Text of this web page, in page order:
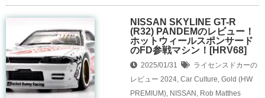
NISSAN SKYLINE GT-R
(R32) PANDEMのレビュー！
ホットウィールスポンサード
のFD参戦マシン！[HRV68]
2025/01/31
ライセンスドカーの
レビュー 2024, Car Culture, Gold (HW
PREMIUM), NISSAN , Rob Matthes